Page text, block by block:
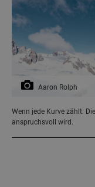
Aaron Rolph
Wenn jede Kurve zählt:
anspruchsvoll wird.